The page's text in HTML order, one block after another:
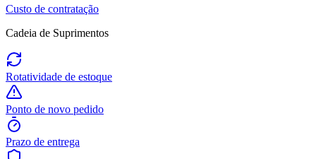
Custo de contratação
Cadeia de Suprimentos
Rotatividade de estoque
Ponto de novo pedido
Prazo de entrega